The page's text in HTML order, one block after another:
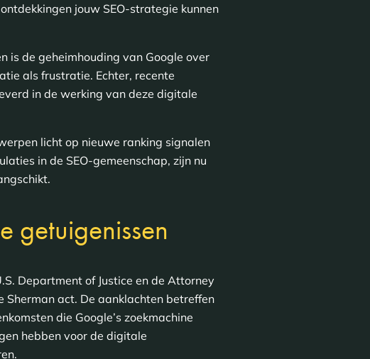
jouw SEO-strategie kunnen
is de geheimhouding van Google over
als frustratie. Echter, recente
in de werking van deze digitale
licht op nieuwe ranking signalen
in de SEO-gemeenschap, zijn nu
getuigenissen
Department of Justice en de Attorney
act. De aanklachten betreffen
die Google’s zoekmachine
hebben voor de digitale